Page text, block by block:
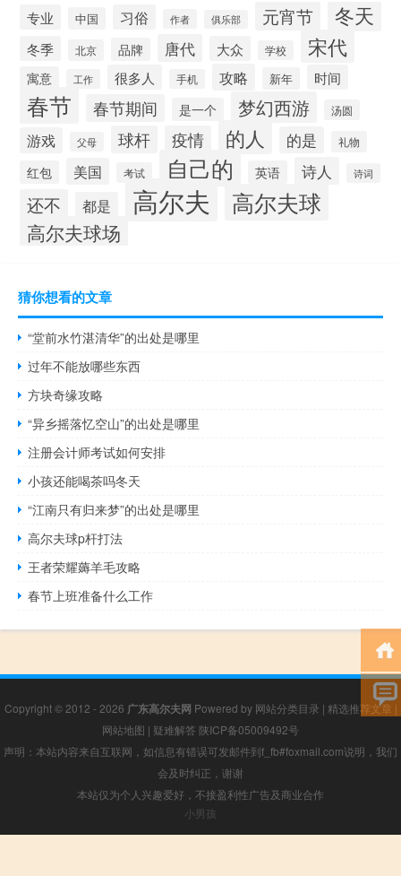
专业 中国 习俗 作者 俱乐部 元宵节 冬天
冬季 北京 品牌 唐代 大众 学校 宋代
寓意 工作 很多人 手机 攻略 新年 时间
春节 春节期间 是一个 梦幻西游 汤圆
游戏 父母 球杆 疫情 的人 的是 礼物
红包 美国 考试 自己的 英语 诗人 诗词
还不 都是 高尔夫 高尔夫球
高尔夫球场
猜你想看的文章
“堂前水竹湛清华”的出处是哪里
过年不能放哪些东西
方块奇缘攻略
“异乡摇落忆空山”的出处是哪里
注册会计师考试如何安排
小孩还能喝茶吗冬天
“江南只有归来梦”的出处是哪里
高尔夫球p杆打法
王者荣耀薅羊毛攻略
春节上班准备什么工作
Copyright © 2012 - 2026 广东高尔夫网 Powered by 网站分类目录 | 精选推荐文章 |
网站地图 | 疑难解答 陕ICP备05009492号
声明：本站内容来自互联网，如信息有错误可发邮件到f_fb#foxmail.com说明，我们
会及时纠正，谢谢
本站仅为个人兴趣爱好，不接盈利性广告及商业合作
小男孩